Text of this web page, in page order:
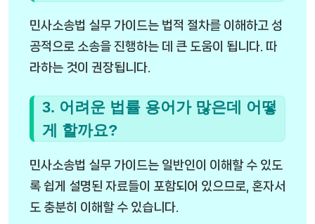
민사소송법 실무 가이드는 법적 절차를 이해하고 성
공적으로 소송을 진행하는 데 큰 도움이 됩니다. 따
라하는 것이 권장됩니다.
3. 어려운 법률 용어가 많은데 어떻
게 할까요?
민사소송법 실무 가이드는 일반인이 이해할 수 있도
록 쉽게 설명된 자료들이 포함되어 있으므로, 혼자서
도 충분히 이해할 수 있습니다.